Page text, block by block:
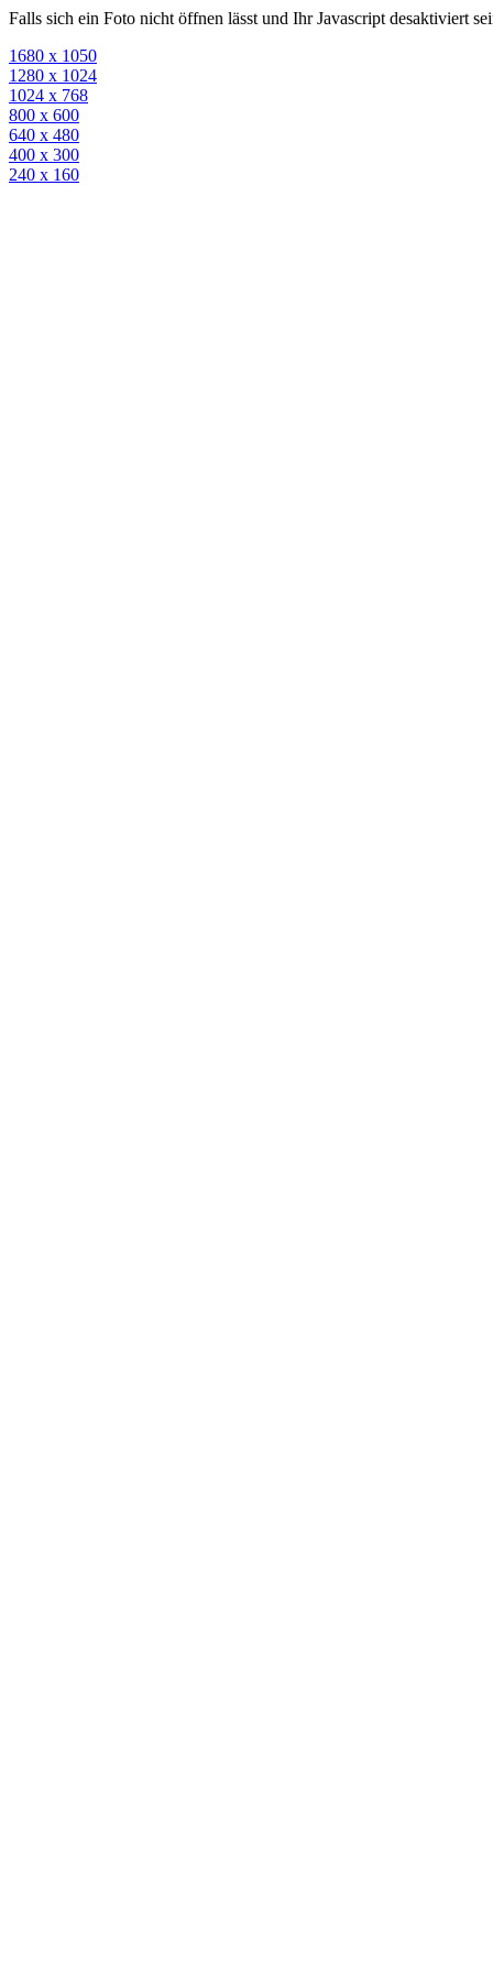
Falls sich ein Foto nicht öffnen lässt und Ihr Javascript desaktiviert
1680 x 1050
1280 x 1024
1024 x 768
800 x 600
640 x 480
400 x 300
240 x 160